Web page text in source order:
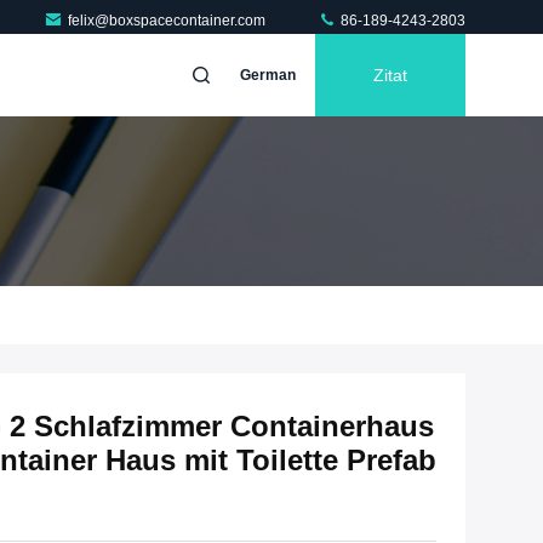
felix@boxspacecontainer.com 86-189-4243-2803
German Zitat
Schlafzimmer Containerhaus
Haus mit Toilette Prefab